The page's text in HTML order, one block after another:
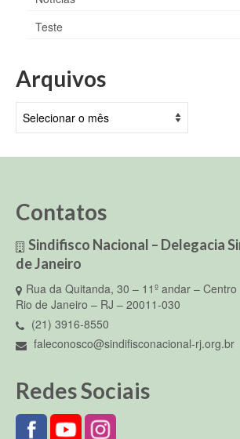
Teste
Arquivos
Contatos
Sindifisco Nacional – Delegacia
de Janeiro
Rua da Quitanda, 30 – 11º andar – Centro
Rio de Janeiro – RJ – 20011-030
(21) 3916-8550
faleconosco@sindifisconacional-rj.org.br
Redes Sociais